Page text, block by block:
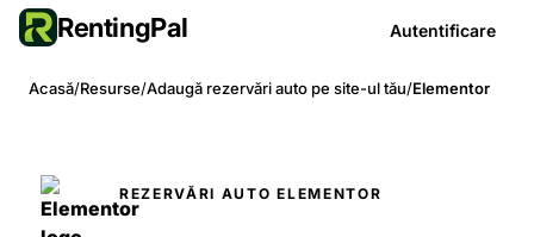
RentingPal Autentificare
Acasă/Resurse/Adaugă rezervări auto pe site-ul tău/Elementor
REZERVĂRI AUTO ELEMENTOR